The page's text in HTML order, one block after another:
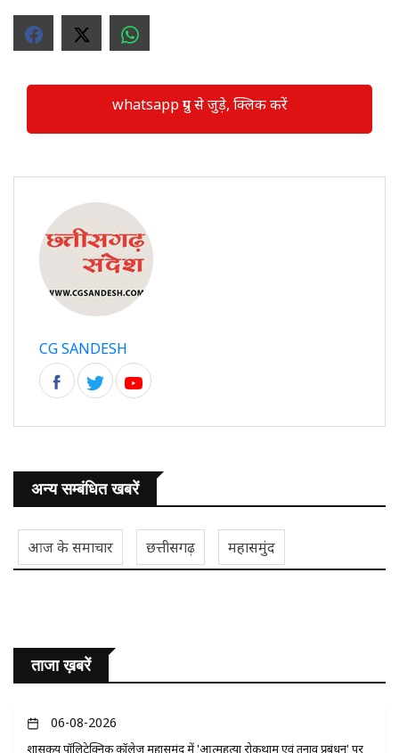
whatsapp ग्रुप से जुड़े, क्लिक करें
CG SANDESH
अन्य सम्बंधित खबरें
आज के समाचार छत्तीसगढ़ महासमुंद
ताजा ख़बरें
06-08-2026
​शासकीय पॉलिटेक्निक कॉलेज महासमुंद में 'आत्महत्या रोकथाम एवं तनाव प्रबंधन' पर